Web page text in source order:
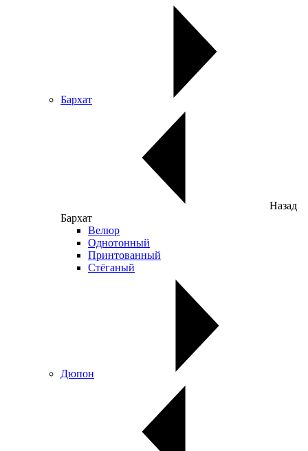
Бархат
Назад
Бархат
Велюр
Однотонный
Принтованный
Стёганый
Дюпон